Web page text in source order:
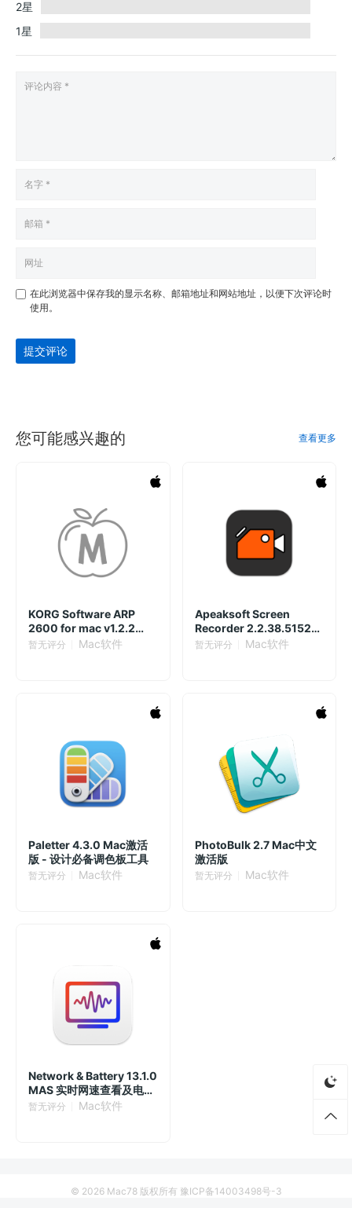
2星
1星
在此浏览器中保存我的显示名称、邮箱地址和网站地址，以便下次评论时
使用。
提交评论
您可能感兴趣的 查看更多
KORG Software ARP
2600 for mac v1.2.2
Mac激活版 半模块化模拟
暂无评分 Mac软件
Apeaksoft Screen
Recorder 2.2.38.5152
Mac激活版
暂无评分 Mac软件
Paletter 4.3.0 Mac激活
版 - 设计必备调色板工具
暂无评分 Mac软件
PhotoBulk 2.7 Mac中文
激活版
暂无评分 Mac软件
Network & Battery 13.1.0
MAS 实时网速查看及电池
健康
暂无评分 Mac软件
© 2026 Mac78版权所有 豫ICP备14003498号-3